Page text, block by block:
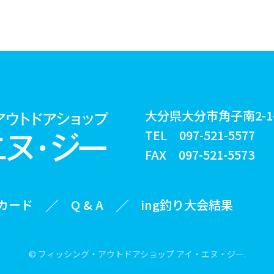
大分県大分市角子南2-
TEL 097-521-5577
FAX 097-521-5573
ード Q & A ing釣り大会結果
© フィッシング・アウトドアショップ アイ・エヌ・ジー.